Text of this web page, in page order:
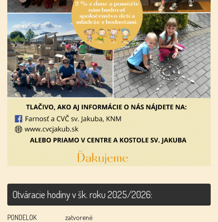
Otváracie hodiny v šk. roku 2025/2026:
PONDELOK
zatvorené